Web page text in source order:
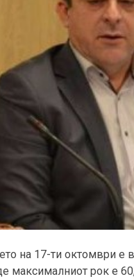
на 17-ти октомври е
максималниот рок е